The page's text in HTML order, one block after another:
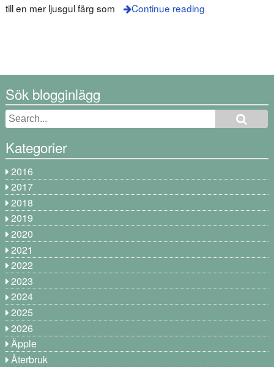
till en mer ljusgul färg som
Continue reading
Sök blogginlägg
Kategorier
2016
2017
2018
2019
2020
2021
2022
2023
2024
2025
2026
Äpple
Återbruk